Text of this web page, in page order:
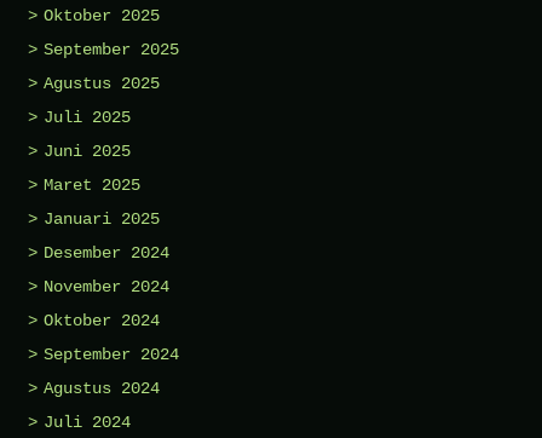
Oktober 2025
September 2025
Agustus 2025
Juli 2025
Juni 2025
Maret 2025
Januari 2025
Desember 2024
November 2024
Oktober 2024
September 2024
Agustus 2024
Juli 2024